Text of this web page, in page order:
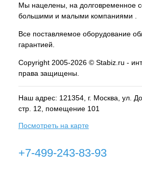
Мы нацелены, на долговременное
большими и малыми компаниями .
Все поставляемое оборудование
гарантией.
Copyright 2005-2026 © Stabiz.ru -
права защищены.
Наш адрес: 121354, г. Москва , ул.
стр. 12, помещение 101
Посмотреть на карте
+7-499-243-83-93